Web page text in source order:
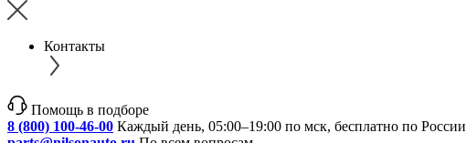
Контакты
Помощь в подборе
8 (800) 100-46-00 Каждый день, 05:00–19:00 по мск, бесплатно по России